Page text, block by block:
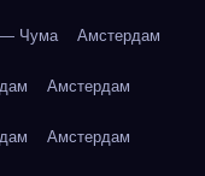
Чума Амстердам
Амстердам
Амстердам